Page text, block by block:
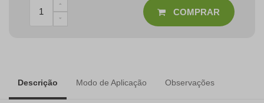
COMPRAR
Descrição Modo de Aplicação Observações